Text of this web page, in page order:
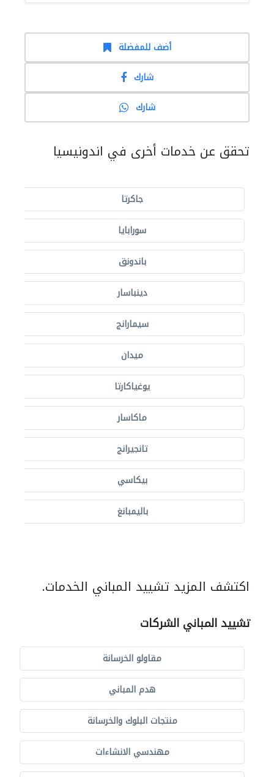
أضف للمفضلة
شارك
شارك
تحقق عن خدمات أخرى في اندونيسيا
جاكرتا
سورابايا
باندونق
دينباسار
سيمارانج
ميدان
يوغياكارتا
ماكاسار
تانجيرانج
بيكاسي
باليمبانغ
اكتشف المزيد تشييد المباني الخدمات.
تشييد المباني الشركات
مقاولو الخرسانة
هدم المباني
منتجات البلوك والخرسانة
مهندسي الانشاءات